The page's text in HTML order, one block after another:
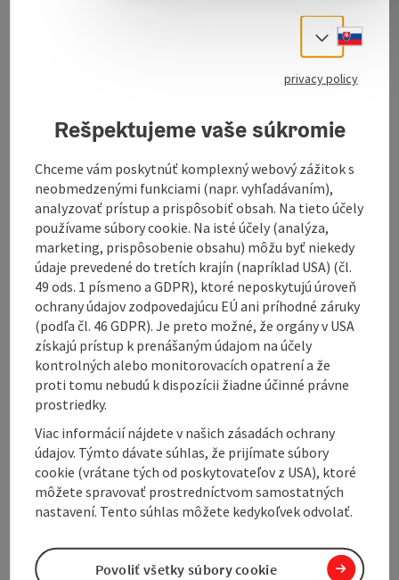
Hinterstoder. Rezervace provádějte přímo ve
Tým sportovní restaurace Hinterstoder se na vás těší!
Contact
Opening hours
Arrival
Sports
Equipment
Select
privacy policy
Rešpektujeme vaše súkromie
Chceme vám poskytnúť komplexný webový zážitok s
neobmedzenými funkciami (napr. vyhľadávaním),
analyzovať prístup a prispôsobiť obsah. Na tieto účely
používame súbory cookie. Na isté účely (analýza,
marketing, prispôsobenie obsahu) môžu byť niekedy
údaje prevedené do tretích krajín (napríklad USA) (čl.
49 ods. 1 písmeno a GDPR), ktoré neposkytujú úroveň
ochrany údajov zodpovedajúcu EÚ ani príhodné záruky
(podľa čl. 46 GDPR). Je preto možné, že orgány v USA
získajú prístup k prenášaným údajom na účely
kontrolných alebo monitorovacích opatrení a že
proti tomu nebudú k dispozícii žiadne účinné právne
prostriedky.
Viac informácií nájdete v našich zásadách ochrany
údajov. Týmto dávate súhlas, že prijímate súbory
cookie (vrátane tých od poskytovateľov z USA), ktoré
môžete spravovať prostredníctvom samostatných
nastavení. Tento súhlas môžete kedykoľvek odvolať.
Povoliť všetky súbory cookie